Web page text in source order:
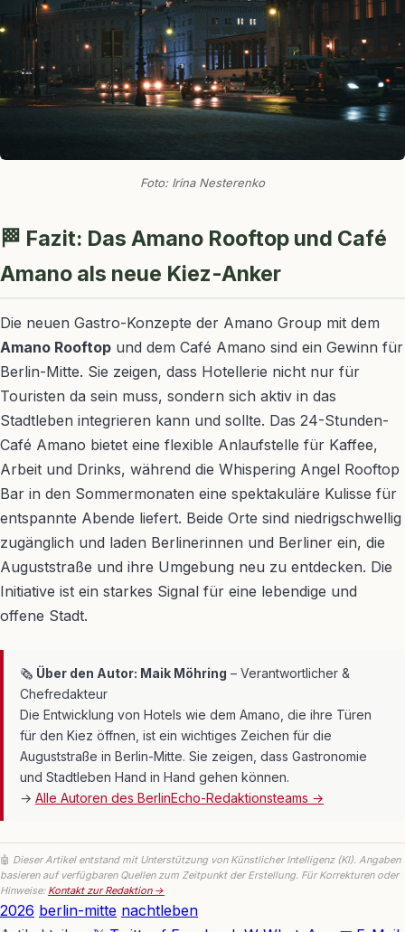
Foto: Irina Nesterenko
🏁 Fazit: Das Amano Rooftop und Café
Amano als neue Kiez-Anker
Die neuen Gastro-Konzepte der Amano Group mit dem
Amano Rooftop und dem Café Amano sind ein Gewinn für
Berlin-Mitte. Sie zeigen, dass Hotellerie nicht nur für
Touristen da sein muss, sondern sich aktiv in das
Stadtleben integrieren kann und sollte. Das 24-Stunden-
Café Amano bietet eine flexible Anlaufstelle für Kaffee,
Arbeit und Drinks, während die Whispering Angel Rooftop
Bar in den Sommermonaten eine spektakuläre Kulisse für
entspannte Abende liefert. Beide Orte sind niedrigschwellig
zugänglich und laden Berlinerinnen und Berliner ein, die
Auguststraße und ihre Umgebung neu zu entdecken. Die
Initiative ist ein starkes Signal für eine lebendige und
offene Stadt.
🗞 Über den Autor: Maik Möhring – Verantwortlicher &
Chefredakteur
Die Entwicklung von Hotels wie dem Amano, die ihre Türen
für den Kiez öffnen, ist ein wichtiges Zeichen für die
Auguststraße in Berlin-Mitte. Sie zeigen, dass Gastronomie
und Stadtleben Hand in Hand gehen können.
→ Alle Autoren des BerlinEcho-Redaktionsteams →
🤖 Dieser Artikel entstand mit Unterstützung von Künstlicher Intelligenz (KI). Angaben
basieren auf verfügbaren Quellen zum Zeitpunkt der Erstellung. Für Korrekturen oder
Hinweise: Kontakt zur Redaktion →
2026 Link
berlin-mitte nachtleben